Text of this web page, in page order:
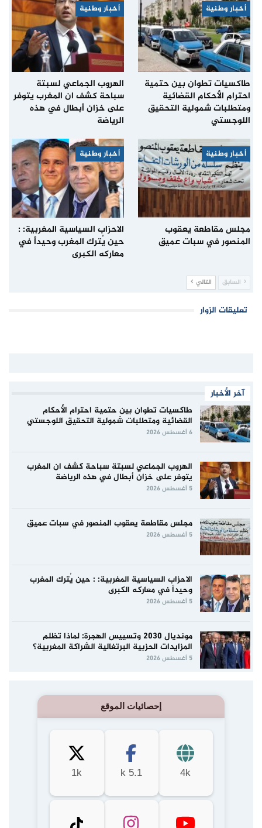
أخبار وطنية
طاكسيات تطوان بين حتمية
احترام الأحكام القضائية
ومتطلبات شمولية التحقيق
اللوجستي
أخبار وطنية
الهروب الجماعي لسبتة
سباحة كشف ان المغرب يتوفر
على خزان أبطال في هذه
الرياضة
أخبار وطنية
مجلس مقاطعة يعقوب
المنصور في سبات عميق
أخبار وطنية
الاحزاب السياسية المغربية: :
حين يُترك المغرب وحيداً في
معاركه الكبرى
السابق التالي
تعليقات الزوار
آخر الأخبار
طاكسيات تطوان بين حتمية احترام الأحكام
القضائية ومتطلبات شمولية التحقيق اللوجستي
6 أغسطس 2026
الهروب الجماعي لسبتة سباحة كشف ان المغرب
يتوفر على خزان أبطال في هذه الرياضة
5 أغسطس 2026
مجلس مقاطعة يعقوب المنصور في سبات عميق
5 أغسطس 2026
الاحزاب السياسية المغربية: : حين يُترك المغرب
وحيداً في معاركه الكبرى
5 أغسطس 2026
مونديال 2030 وتسييس الهجرة: لماذا تظلم
المزايدات الحزبية البرتغالية الشراكة المغربية؟
5 أغسطس 2026
إحصائيات الموقع
4k
5.1 k
1k